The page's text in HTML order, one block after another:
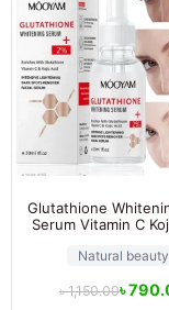
Glutathione
Serum Vitamin C
Natural beauty
৳1,150.00৳